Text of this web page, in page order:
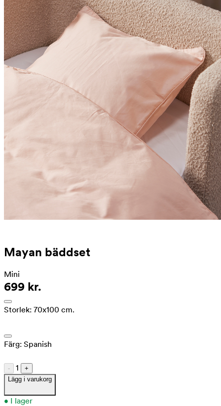
Mayan bäddset
Mini
699 kr.
Storlek: 70x100 cm.
Färg: Spanish
- 1
+
Lägg i varukorg
• I lager